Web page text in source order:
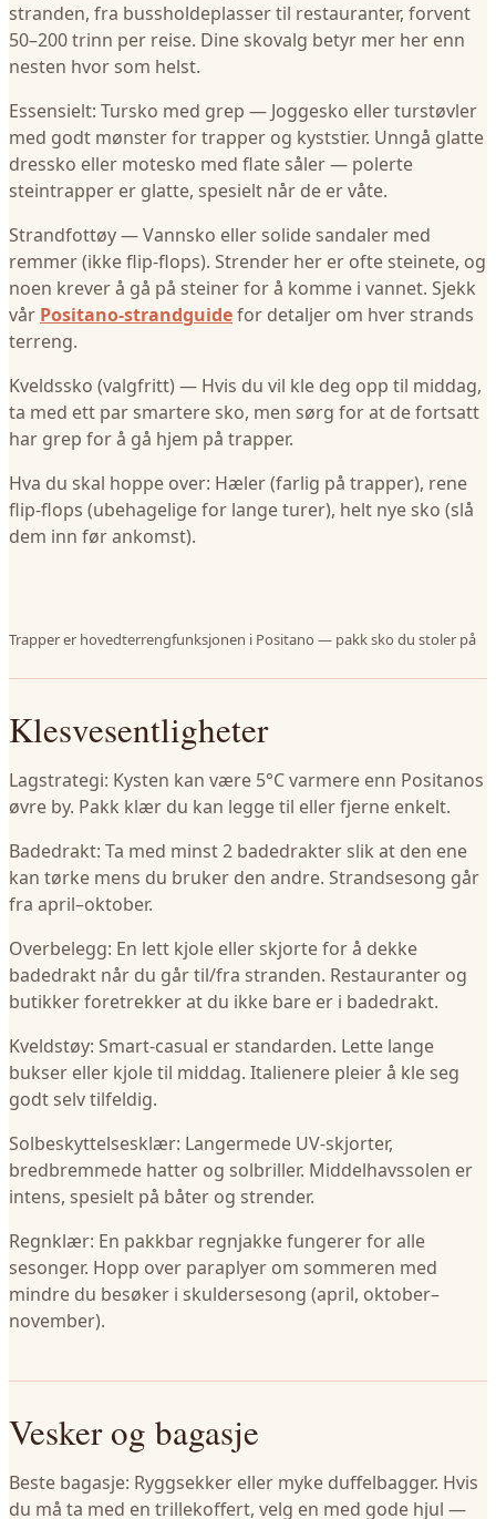
stranden, fra bussholdeplasser til restauranter, forvent
50–200 trinn per reise. Dine skovalg betyr mer her enn
nesten hvor som helst.
Essensielt: Tursko med grep — Joggesko eller turstøvler
med godt mønster for trapper og kyststier. Unngå glatte
dressko eller motesko med flate såler — polerte
steintrapper er glatte, spesielt når de er våte.
Strandfottøy — Vannsko eller solide sandaler med
remmer (ikke flip-flops). Strender her er ofte steinete, og
noen krever å gå på steiner for å komme i vannet. Sjekk
vår Positano-strandguidefor detaljer om hver strands
terreng.
Kveldssko (valgfritt) — Hvis du vil kle deg opp til middag,
ta med ett par smartere sko, men sørg for at de fortsatt
har grep for å gå hjem på trapper.
Hva du skal hoppe over: Hæler (farlig på trapper), rene
flip-flops (ubehagelige for lange turer), helt nye sko (slå
dem inn før ankomst).
Trapper er hovedterrengfunksjonen i Positano — pakk sko du stoler på
Klesvesentligheter
Lagstrategi: Kysten kan være 5°C varmere enn Positanos
øvre by. Pakk klær du kan legge til eller fjerne enkelt.
Badedrakt: Ta med minst 2 badedrakter slik at den ene
kan tørke mens du bruker den andre. Strandsesong går
fra april–oktober.
Overbelegg: En lett kjole eller skjorte for å dekke
badedrakt når du går til/fra stranden. Restauranter og
butikker foretrekker at du ikke bare er i badedrakt.
Kveldstøy: Smart-casual er standarden. Lette lange
bukser eller kjole til middag. Italienere pleier å kle seg
godt selv tilfeldig.
Solbeskyttelsesklær: Langermede UV-skjorter,
bredbremmede hatter og solbriller. Middelhavssolen er
intens, spesielt på båter og strender.
Regnklær: En pakkbar regnjakke fungerer for alle
sesonger. Hopp over paraplyer om sommeren med
mindre du besøker i skuldersesong (april, oktober–
november).
Vesker og bagasje
Beste bagasje: Ryggsekker eller myke duffelbagger. Hvis
du må ta med en trillekoffert, velg en med gode hjul —